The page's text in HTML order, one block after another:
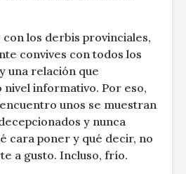
los derbis provinciales,
convives con todos los
una relación que
nivel informativo. Por eso,
unos se muestran
y nunca
cara poner y qué decir, no
a gusto. Incluso, frío.